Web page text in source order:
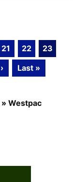
21 22
23
Last »
» Westpac